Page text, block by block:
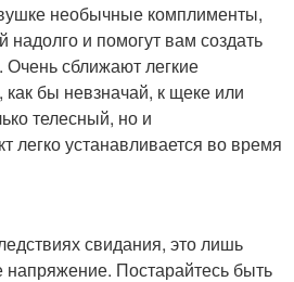
необычные комплименты,
надолго и помогут вам создать
сближают легкие
как бы невзначай, к щеке или
телесный, но и
легко устанавливается во время
свидания, это лишь
напряжение. Постарайтесь быть